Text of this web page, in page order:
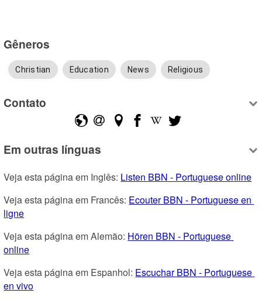
Gêneros
Christian Education News Religious
Contato
Em outras línguas
Veja esta página em Inglês: Listen BBN - Portuguese online
Veja esta página em Francês: Ecouter BBN - Portuguese en
ligne
Veja esta página em Alemão: Hören BBN - Portuguese
online
Veja esta página em Espanhol: Escuchar BBN - Portuguese
en vivo